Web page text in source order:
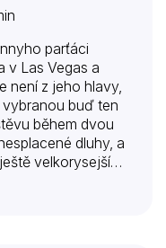
parťáci
v Las Vegas a
není z jeho hlavy,
buď ten
během dvou
dluhy, a
velkorysejší
tak
který má o